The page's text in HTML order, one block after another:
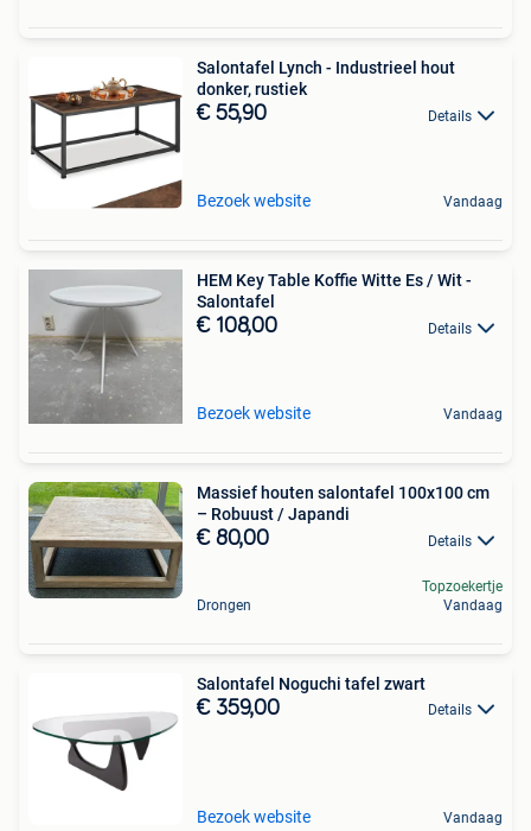
Salontafel Lynch - Industrieel hout
donker, rustiek
€ 55,90 Details
Bezoek website Vandaag
HEM Key Table Koffie Witte Es / Wit -
Salontafel
€ 108,00 Details
Bezoek website Vandaag
Massief houten salontafel 100x100 cm
– Robuust / Japandi
€ 80,00 Details
Drongen
Topzoekertje
Vandaag
Salontafel Noguchi tafel zwart
€ 359,00 Details
Bezoek website Vandaag